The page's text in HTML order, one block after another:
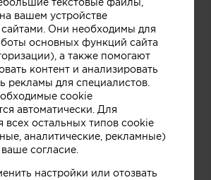
вашем устройстве
Они необходимы для
основных функций сайта
а также помогают
контент и анализировать
рекламы для специалистов.
cookie
автоматически. Для
всех остальных типов cookie
аналитические, рекламные)
согласие.
настройки или отозвать